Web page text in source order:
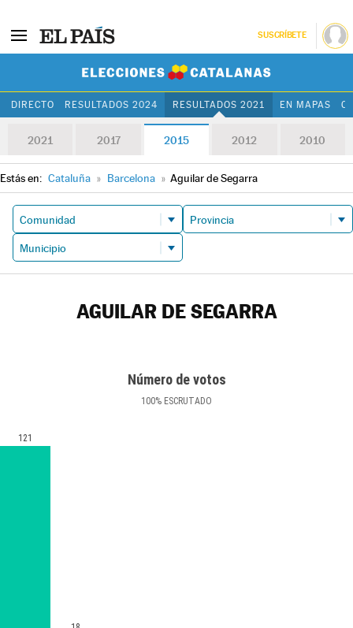
SUSCRÍBETE
DIRECTO RESULTADOS 2024 RESULTADOS 2021 EN MAPAS
2021 2017 2015 2012 2010
Estás en: Cataluña » Barcelona » Aguilar de Segarra
AGUILAR DE SEGARRA
Número de votos
100% ESCRUTADO
121